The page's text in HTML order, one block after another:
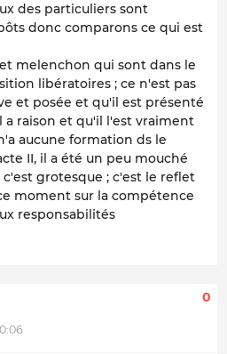
des particuliers sont
donc comparons ce qui est
melenchon qui sont dans le
libératoires ; ce n'est pas
et posée et qu'il est présenté
a raison et qu'il l'est vraiment
aucune formation ds le
II, il a été un peu mouché
c'est grotesque ; c'est le reflet
moment sur la compétence
responsabilités
0